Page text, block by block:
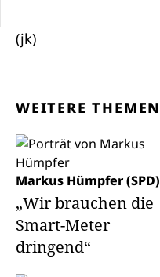
(jk)
WEITERE THEMEN
Markus Hümpfer (SPD)
„Wir brauchen die
Smart-Meter
dringend“